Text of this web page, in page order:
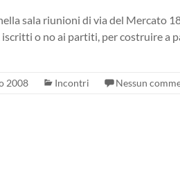
sala riunioni di via del Mercato
o no ai partiti, per costruire a
2008 Incontri Nessun